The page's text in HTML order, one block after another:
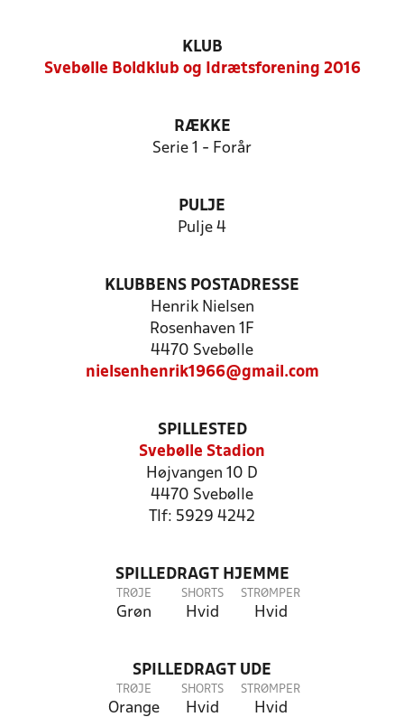
KLUB
Svebølle Boldklub og Idrætsforening 2016
RÆKKE
Serie 1 - Forår
PULJE
Pulje 4
KLUBBENS POSTADRESSE
Henrik Nielsen
Rosenhaven 1F
4470 Svebølle
nielsenhenrik1966@gmail.com
SPILLESTED
Svebølle Stadion
Højvangen 10 D
4470 Svebølle
Tlf: 5929 4242
SPILLEDRAGT HJEMME
TRØJE
Grøn
SHORTS
Hvid
STRØMPER
Hvid
SPILLEDRAGT UDE
TRØJE
Orange
SHORTS
Hvid
STRØMPER
Hvid